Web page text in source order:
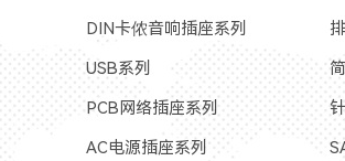
DIN卡侬音响插座系列
USB系列
PCB网络插座系列
AC电源插座系列